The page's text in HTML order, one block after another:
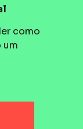
como
um